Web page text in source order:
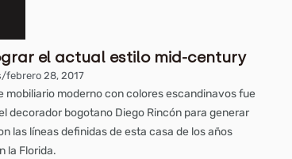
el actual estilo mid-century
/febrero 28, 2017
mobiliario moderno con colores escandinavos fue
decorador bogotano Diego Rincón para generar
las líneas definidas de esta casa de los años
la Florida.